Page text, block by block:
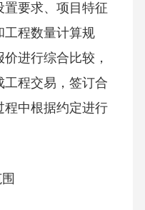
置要求、项目特征
工程数量计算规
进行综合比较，
程交易，签订合
程中根据约定进行